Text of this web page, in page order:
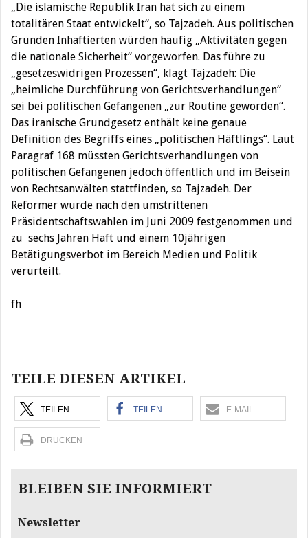
„Die islamische Republik Iran hat sich zu einem
totalitären Staat entwickelt“, so Tajzadeh. Aus politischen
Gründen Inhaftierten würden häufig „Aktivitäten gegen
die nationale Sicherheit“ vorgeworfen. Das führe zu
„gesetzeswidrigen Prozessen“, klagt Tajzadeh: Die
„heimliche Durchführung von Gerichtsverhandlungen“
sei bei politischen Gefangenen „zur Routine geworden“.
Das iranische Grundgesetz enthält keine genaue
Definition des Begriffs eines „politischen Häftlings“. Laut
Paragraf 168 müssten Gerichtsverhandlungen von
politischen Gefangenen jedoch öffentlich und im Beisein
von Rechtsanwälten stattfinden, so Tajzadeh. Der
Reformer wurde nach den umstrittenen
Präsidentschaftswahlen im Juni 2009 festgenommen und
zu sechs Jahren Haft und einem 10jährigen
Betätigungsverbot im Bereich Medien und Politik
verurteilt.
fh
TEILE DIESEN ARTIKEL
TEILEN TEILEN E-MAIL
DRUCKEN
BLEIBEN SIE INFORMIERT
Newsletter